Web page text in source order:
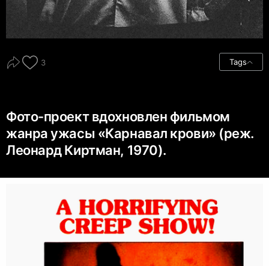
3 Tags
Фото-проект вдохновлен фильмом
жанра ужасы «Карнавал крови» (реж.
Леонард Киртман, 1970).